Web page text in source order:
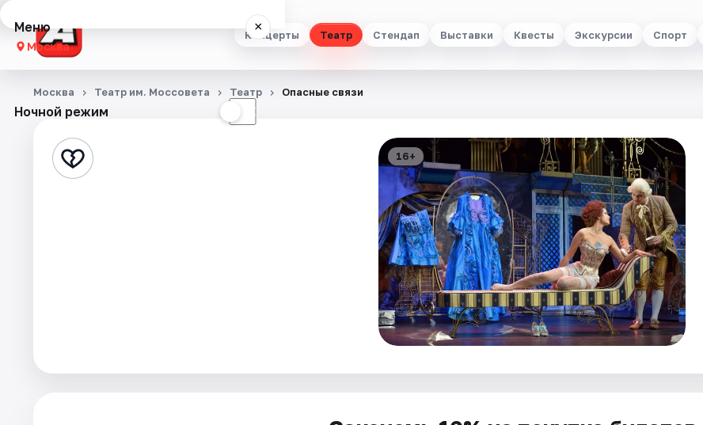
Концерты Театр Стендап Выставки Квесты Экскурсии Спорт
Меню ×
Москва
Концерты
Стендап
Ночной режим ☾
Москва Театр им. Моссовета Театр Опасные связи
16+